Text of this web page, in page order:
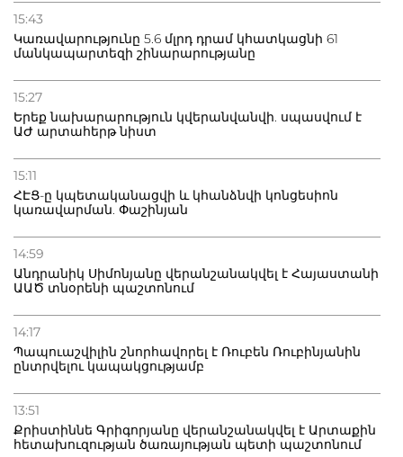
15:43
Կառավարությունը 5.6 մլրդ դրամ կհատկացնի 61
մանկապարտեզի շինարարությանը
15:27
Երեք նախարարություն կվերանվանվի. սպասվում է
ԱԺ արտահերթ նիստ
15:11
ՀԷՑ-ը կպետականացվի և կհանձնվի կոնցեսիոն
կառավարման. Փաշինյան
14:59
Անդրանիկ Սիմոնյանը վերանշանակվել է Հայաստանի
ԱԱԾ տնօրենի պաշտոնում
14:17
Պապուաշվիլին շնորհավորել է Ռուբեն Ռուբինյանին
ընտրվելու կապակցությամբ
13:51
Քրիստիննե Գրիգորյանը վերանշանակվել է Արտաքին
հետախուզության ծառայության պետի պաշտոնում
Բաքվի բանտից գեներալ Մանուկյանը դիմել է
Փաշինյանին